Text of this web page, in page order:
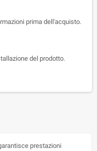
prima dell'acquisto.
del prodotto.
prestazioni